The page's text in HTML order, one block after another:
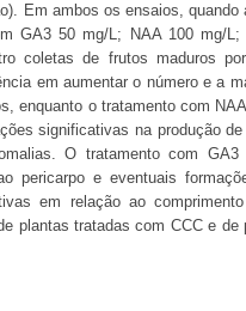
Em ambos os ensaios,
GA3 50 mg/L; NAA 100 mg/
coletas de frutos maduros
em aumentar o número e a
enquanto o tratamento com
significativas na produção
O tratamento com
pericarpo e eventuais
em relação ao
plantas tratadas com CCC e